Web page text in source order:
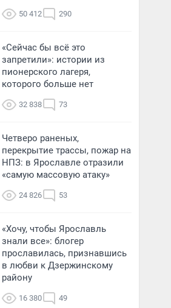
50 412 290
«Сейчас бы всё это
запретили»: истории из
пионерского лагеря,
которого больше нет
32 838 73
Четверо раненых,
перекрытие трассы, пожар на
НПЗ: в Ярославле отразили
«самую массовую атаку»
24 826 53
«Хочу, чтобы Ярославль
знали все»: блогер
прославилась, признавшись
в любви к Дзержинскому
району
16 380 49